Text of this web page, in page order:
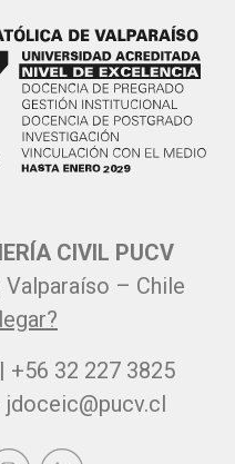
CIVIL PUCV
– Chile
+56 32 227 3825
jdoceic@pucv.cl